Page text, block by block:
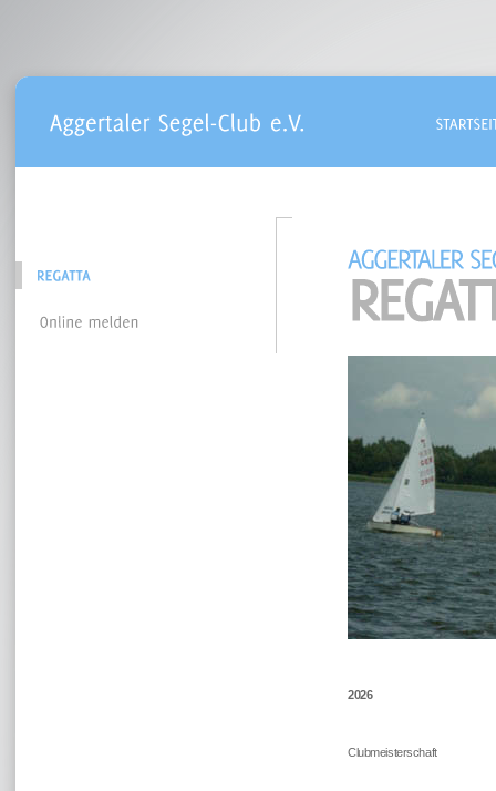
2026
Clubmeisterschaft